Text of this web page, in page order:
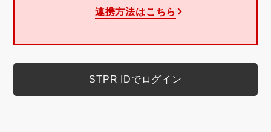
連携方法はこちら